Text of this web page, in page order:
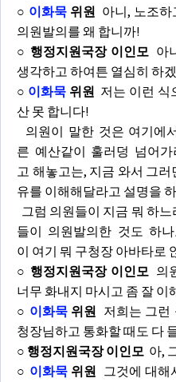
○ 이화묵 위원 아니, 노조
의원발의를 왜 합니까!
○ 행정지원국장 이인모아
생각하고 하여튼 열심히 하
○ 이화묵 위원 저는 이런 식
산 못 합니다!
의원이 말한 것은 여기에
른 예산같이 훌러덩 넘어
고 해놓고는, 지금 와서 그
유를 이해해달라고 설명을
그럼 의원들이 지금 뭐 하
들이 의원발의한 것도 하
이 여기 뭐 구청장 아바타로
○ 행정지원국장 이인모의
너무 화내지 마시고 좀 잘 이
○ 이화묵위원 저희는 그런
청장님하고 통화할 때도 다
○ 행정지원국장 이인모 아,
○ 이화묵위원 그것에 대해